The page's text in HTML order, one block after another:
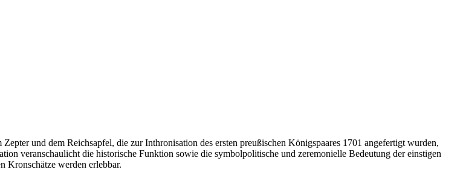
und dem Reichsapfel, die zur Inthronisation des ersten preußischen Königspaares 1701 angefertigt wurden,
veranschaulicht die historische Funktion sowie die symbolpolitische und zeremonielle Bedeutung der einstigen
Kronschätze werden erlebbar.